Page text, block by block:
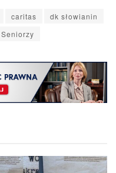
caritas
dk słowianin
Seniorzy